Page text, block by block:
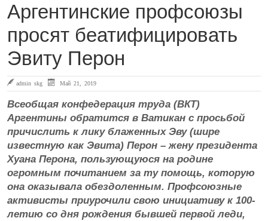
Аргентинские профсоюзы
просят беатифицировать
Эвиту Перон
admin skg Май 21, 2019
Всеобщая конфедерация труда (ВКТ)
Аргентины обратится в Ватикан с просьбой
причислить к лику блаженных Эву (шире
известную как Эвита) Перон – жену президента
Хуана Перона, пользующуюся на родине
огромным почитанием за ту помощь, которую
она оказывала обездоленным. Профсоюзные
активисты приурочили свою инициативу к 100-
летию со дня рождения бывшей первой леди,